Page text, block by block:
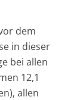
dem
in dieser
bei allen
12,1
allen